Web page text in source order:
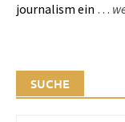
journalism ein …
SUCHE